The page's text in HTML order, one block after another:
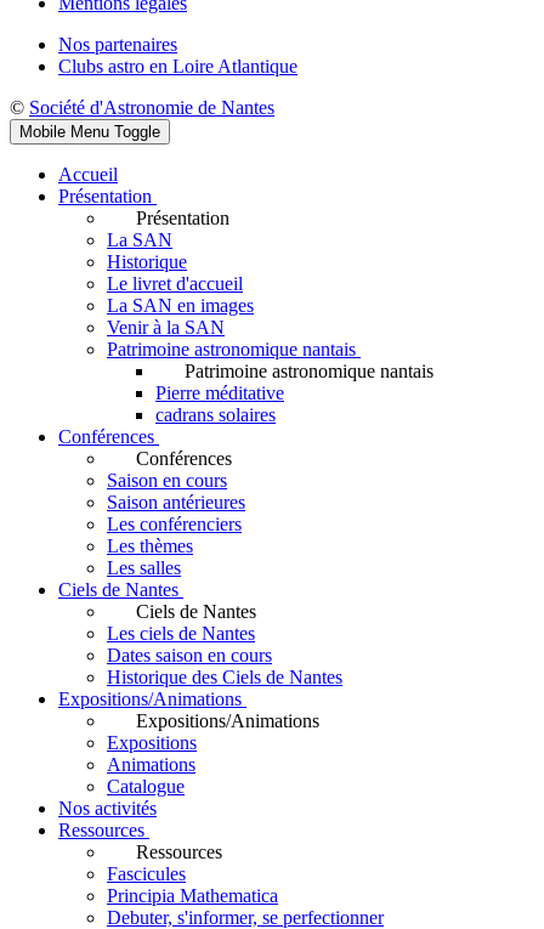
Nos partenaires
Clubs astro en Loire Atlantique
© Société d'Astronomie de Nantes
Mobile Menu Toggle
Accueil
Présentation
Présentation
La SAN
Historique
Le livret d'accueil
La SAN en images
Venir à la SAN
Patrimoine astronomique nantais
Patrimoine astronomique nantais
Pierre méditative
cadrans solaires
Conférences
Conférences
Saison en cours
Saison antérieures
Les conférenciers
Les thèmes
Les salles
Ciels de Nantes
Ciels de Nantes
Les ciels de Nantes
Dates saison en cours
Historique des Ciels de Nantes
Expositions/Animations
Expositions/Animations
Expositions
Animations
Catalogue
Nos activités
Ressources
Ressources
Fascicules
Principia Mathematica
Debuter, s'informer, se perfectionner